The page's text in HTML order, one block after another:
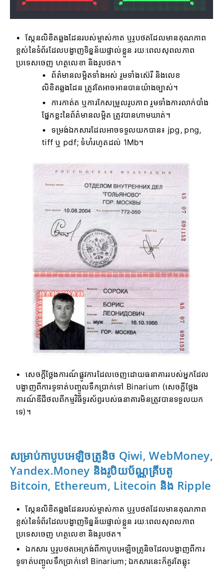
ស្កែនលិខិតឆ្លងដែនរបស់ម្ចាស់កាត ឬរូបថតដែលមានគុណភាព
ខ្ពស់នៃទំព័រដែលបង្ហាញទិន្នន័យផ្ទាល់ខ្លួន រយៈពេលសុពលភាព
ប្រទេសចេញ ហត្ថលេខា និងរូបថត។
ព័ត៌មានលម្អិតទាំងអស់ រួមទាំងស៊េរី និងលេខ
លិខិតឆ្លងដែន ត្រូវតែអាចអានបានយ៉ាងច្បាស់។
ការកាត់ត ឬការកែសម្រួលរូបភាព រួមទាំងការលាក់បាំង
ផ្នែកខ្លះនៃព័ត៌មានលម្អិត ត្រូវបានហាមឃាត់។
ទម្រង់ឯកសារដែលអាចទទួលយកបាន៖ jpg, png,
tiff ឬ pdf; ទំហំរហូតដល់ 1Mb។
សេចក្តីថ្លែងការណ៍ផ្លូវការដែលចេញដោយធនាគាររបស់អ្នកដែល
បង្ហាញពីការទូទាត់បញ្ចូលទឹកប្រាក់ទៅ Binarium (សេចក្តីថ្លែង
ការណ៍ឌីជីថលពីកម្មវិធីទូរស័ព្ទរបស់ធនាគារមិនត្រូវបានទទួលយក
ទេ)។
សម្រាប់កាបូបអេឡិចត្រូនិច Qiwi, WebMoney,
Yandex.Money និងរូបិយប័ណ្ណគ្រីបតូ
Bitcoin, Ethereum, Litecoin និង Ripple
ស្កែនលិខិតឆ្លងដែនរបស់ម្ចាស់កាត ឬរូបថតដែលមានគុណភាព
ខ្ពស់នៃទំព័រដែលបង្ហាញទិន្នន័យផ្ទាល់ខ្លួន រយៈពេលសុពលភាព
ប្រទេសចេញ ហត្ថលេខា និងរូបថត។
ឯកសារ ឬរូបថតអេក្រង់ពីកាបូបអេឡិចត្រូនិចដែលបង្ហាញពីការ
ទូទាត់បញ្ចូលទឹកប្រាក់ទៅ Binarium; ឯកសារនេះក៏គួរតែឆ្លុះ